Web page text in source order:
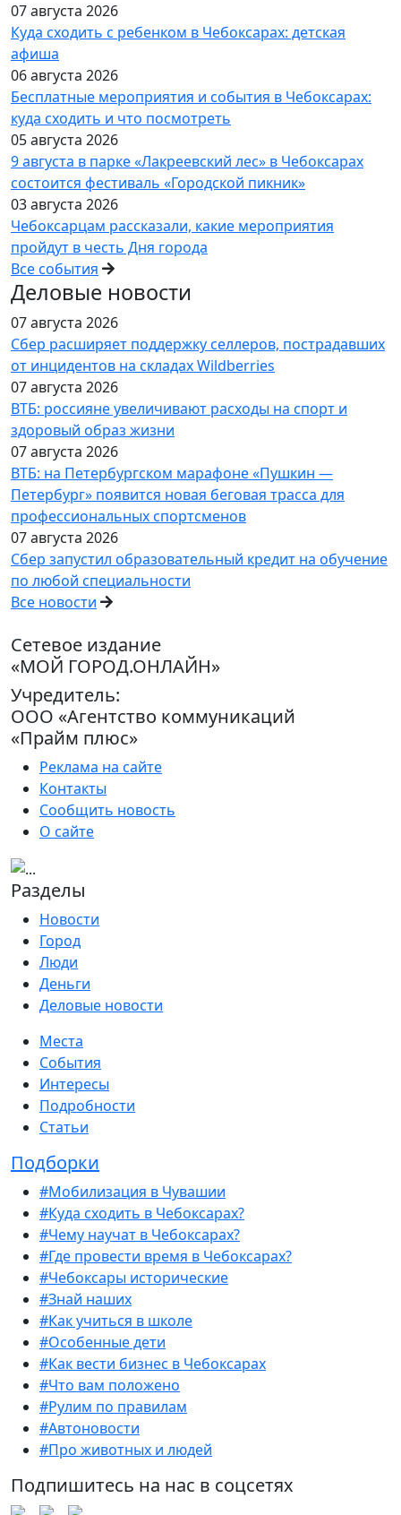
07 августа 2026
Куда сходить с ребенком в Чебоксарах: детская
афиша
06 августа 2026
Бесплатные мероприятия и события в Чебоксарах:
куда сходить и что посмотреть
05 августа 2026
9 августа в парке «Лакреевский лес» в Чебоксарах
состоится фестиваль «Городской пикник»
03 августа 2026
Чебоксарцам рассказали, какие мероприятия
пройдут в честь Дня города
Все события
Деловые новости
07 августа 2026
Сбер расширяет поддержку селлеров, пострадавших
от инцидентов на складах Wildberries
07 августа 2026
ВТБ: россияне увеличивают расходы на спорт и
здоровый образ жизни
07 августа 2026
ВТБ: на Петербургском марафоне «Пушкин —
Петербург» появится новая беговая трасса для
профессиональных спортсменов
07 августа 2026
Сбер запустил образовательный кредит на обучение
по любой специальности
Все новости
Сетевое издание
«МОЙ ГОРОД.ОНЛАЙН»
Учредитель:
ООО «Агентство коммуникаций
«Прайм плюс»
Реклама на сайте
Контакты
Сообщить новость
О сайте
Разделы
Новости
Город
Люди
Деньги
Деловые новости
Места
События
Интересы
Подробности
Статьи
Подборки
#Мобилизация в Чувашии
#Куда сходить в Чебоксарах?
#Чему научат в Чебоксарах?
#Где провести время в Чебоксарах?
#Чебоксары исторические
#Знай наших
#Как учиться в школе
#Особенные дети
#Как вести бизнес в Чебоксарах
#Что вам положено
#Рулим по правилам
#Автоновости
#Про животных и людей
Подпишитесь на нас в соцсетях